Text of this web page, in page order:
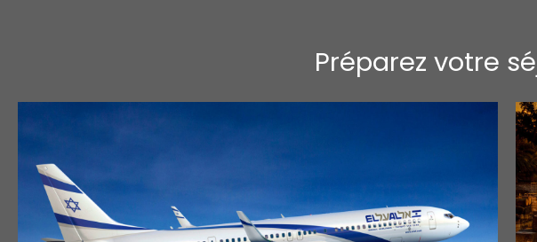
Préparez votre